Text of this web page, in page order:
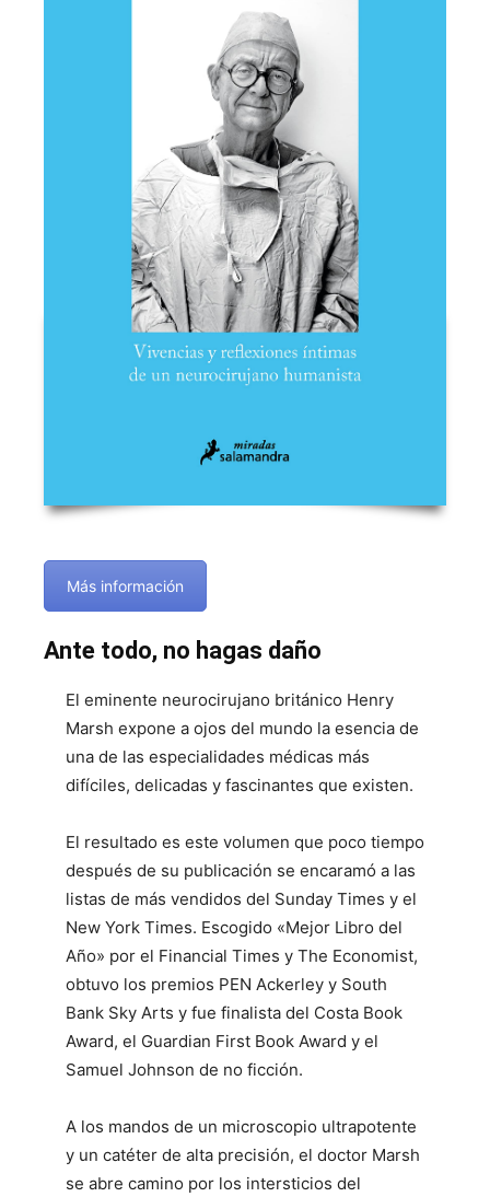
Más información
Ante todo, no hagas daño
El eminente neurocirujano británico Henry
Marsh expone a ojos del mundo la esencia de
una de las especialidades médicas más
difíciles, delicadas y fascinantes que existen.
El resultado es este volumen que poco tiempo
después de su publicación se encaramó a las
listas de más vendidos del Sunday Times y el
New York Times. Escogido «Mejor Libro del
Año» por el Financial Times y The Economist,
obtuvo los premios PEN Ackerley y South
Bank Sky Arts y fue finalista del Costa Book
Award, el Guardian First Book Award y el
Samuel Johnson de no ficción.
A los mandos de un microscopio ultrapotente
y un catéter de alta precisión, el doctor Marsh
se abre camino por los intersticios del